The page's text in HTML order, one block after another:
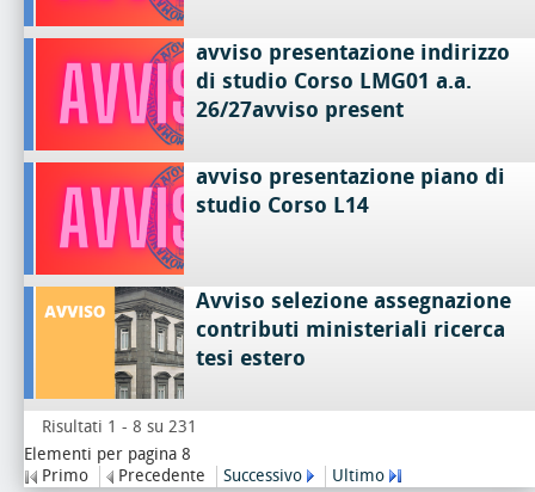
avviso presentazione indirizzo
di studio Corso LMG01 a.a.
26/27avviso present
avviso presentazione piano di
studio Corso L14
Avviso selezione assegnazione
contributi ministeriali ricerca
tesi estero
Risultati 1 - 8 su 231
Elementi per pagina 8
Primo
Precedente Successivo Ultimo